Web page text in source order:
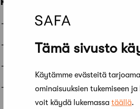
Tämä sivusto
Käytämme evästeitä
ominaisuuksien tukemiseen
voit käydä lukemassa täällä.
Kutsutut toimistot
– Arkkitehtitoimisto Kristiina Karlsson
– Arkkitehtitoimisto m3
– Eriksson Arkkitehdit
– Arkkitehdit Sarlin+Sopanen ja